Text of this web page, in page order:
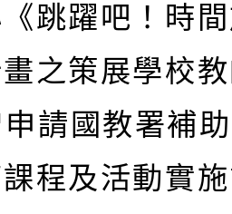
跳躍吧！時
之策展學校
請國教署補助
程及活動實